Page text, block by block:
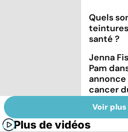
Quels
santé ?
Jenna
Pam
cancer
Voir plus
Plus de vidéos